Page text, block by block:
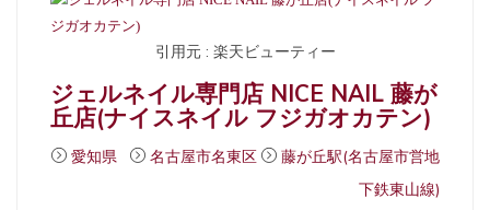
引用元 : 楽天ビューティー
ジェルネイル専門店 NICE NAIL 藤が
丘店(ナイスネイル フジガオカテン)
愛知県 名古屋市名東区
藤が丘駅(名古屋市営地
下鉄東山線)